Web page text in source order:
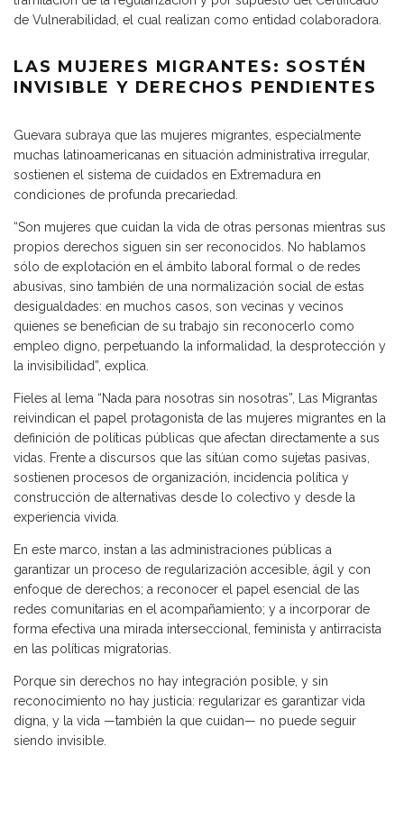
de Vulnerabilidad, el cual realizan como entidad colaboradora.
LAS MUJERES MIGRANTES: SOSTÉN
INVISIBLE Y DERECHOS PENDIENTES
Guevara subraya que las mujeres migrantes, especialmente
muchas latinoamericanas en situación administrativa irregular,
sostienen el sistema de cuidados en Extremadura en
condiciones de profunda precariedad.
“Son mujeres que cuidan la vida de otras personas mientras sus
propios derechos siguen sin ser reconocidos. No hablamos
sólo de explotación en el ámbito laboral formal o de redes
abusivas, sino también de una normalización social de estas
desigualdades: en muchos casos, son vecinas y vecinos
quienes se benefician de su trabajo sin reconocerlo como
empleo digno, perpetuando la informalidad, la desprotección y
la invisibilidad”, explica.
Fieles al lema “Nada para nosotras sin nosotras”, Las Migrantas
reivindican el papel protagonista de las mujeres migrantes en la
definición de políticas públicas que afectan directamente a sus
vidas. Frente a discursos que las sitúan como sujetas pasivas,
sostienen procesos de organización, incidencia política y
construcción de alternativas desde lo colectivo y desde la
experiencia vivida.
En este marco, instan a las administraciones públicas a
garantizar un proceso de regularización accesible, ágil y con
enfoque de derechos; a reconocer el papel esencial de las
redes comunitarias en el acompañamiento; y a incorporar de
forma efectiva una mirada interseccional, feminista y antirracista
en las políticas migratorias.
Porque sin derechos no hay integración posible, y sin
reconocimiento no hay justicia: regularizar es garantizar vida
digna, y la vida —también la que cuidan— no puede seguir
siendo invisible.